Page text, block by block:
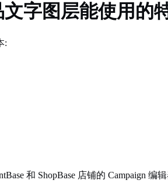
字图层能使用的
:
和 ShopBase 店铺的 Campaign